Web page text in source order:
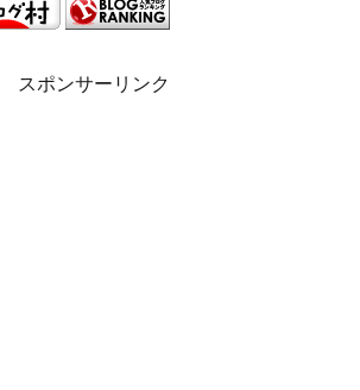
スポンサーリンク